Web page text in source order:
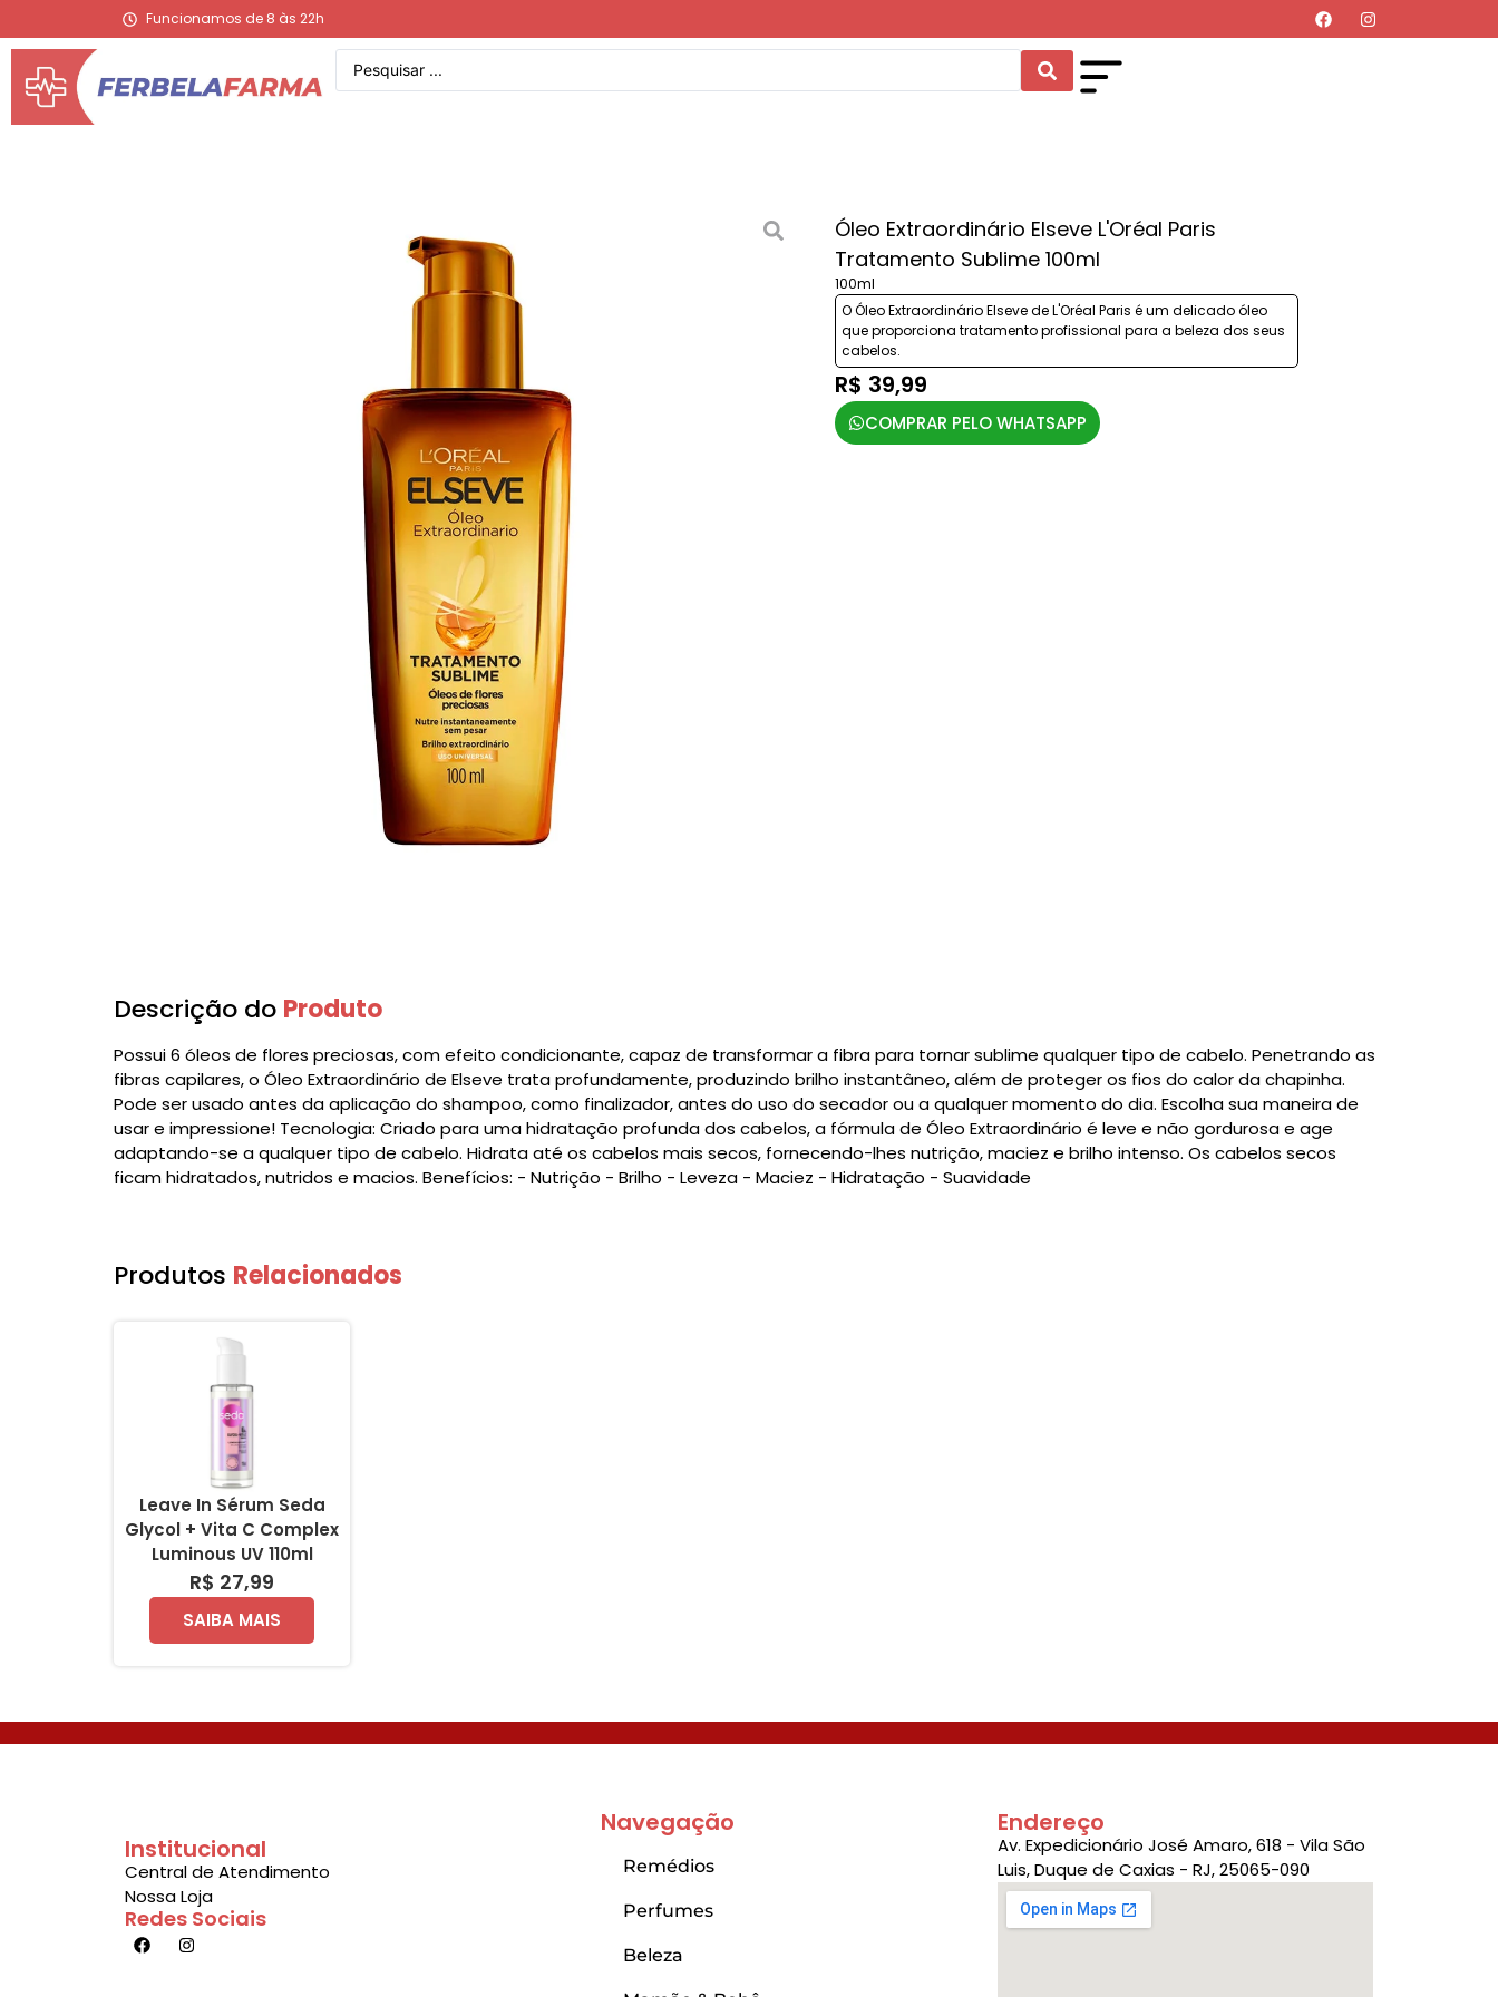
Funcionamos de 8 às 22h
Óleo Extraordinário Elseve L'Oréal Paris
Tratamento Sublime 100ml
100ml
O Óleo Extraordinário Elseve de L'Oréal Paris é um delicado óleo
que proporciona tratamento profissional para a beleza dos seus
cabelos.
R$ 39,99
COMPRAR PELO WHATSAPP
Descrição do Produto
Possui 6 óleos de flores preciosas, com efeito condicionante, capaz de transformar a fibra para tornar sublime qualquer tipo de cabelo. Penetrando as
fibras capilares, o Óleo Extraordinário de Elseve trata profundamente, produzindo brilho instantâneo, além de proteger os fios do calor da chapinha.
Pode ser usado antes da aplicação do shampoo, como finalizador, antes do uso do secador ou a qualquer momento do dia. Escolha sua maneira de
usar e impressione! Tecnologia: Criado para uma hidratação profunda dos cabelos, a fórmula de Óleo Extraordinário é leve e não gordurosa e age
adaptando-se a qualquer tipo de cabelo. Hidrata até os cabelos mais secos, fornecendo-lhes nutrição, maciez e brilho intenso. Os cabelos secos
ficam hidratados, nutridos e macios. Benefícios: - Nutrição - Brilho - Leveza - Maciez - Hidratação - Suavidade
Produtos Relacionados
Leave In Sérum Seda
Glycol + Vita C Complex
Luminous UV 110ml
R$ 27,99
SAIBA MAIS
Institucional
Central de Atendimento
Nossa Loja
Redes Sociais
Navegação
Remédios
Perfumes
Beleza
Endereço
Av. Expedicionário José Amaro, 618 - Vila São
Luis, Duque de Caxias - RJ, 25065-090